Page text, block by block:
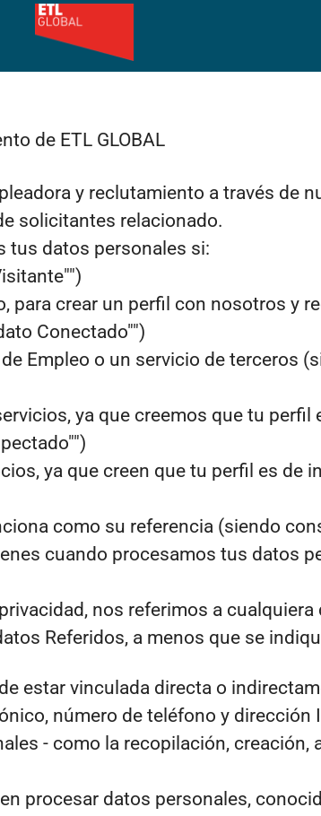
de ETL GLOBAL
y reclutamiento a través de
solicitantes relacionado.
tus datos personales si:
para crear un perfil con nosotros y
Conectado"")
Empleo o un servicio de terceros
ya que creemos que tu perfil
ya que creen que tu perfil es de
como su referencia (siendo
cuando procesamos tus datos
nos referimos a
Referidos, a menos que se
estar vinculada directa o
número de teléfono y dirección
- como la recopilación,
procesar datos personales,